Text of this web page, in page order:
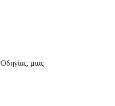
μιας